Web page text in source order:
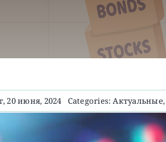
20 июня, 2024 Categories:Актуальные